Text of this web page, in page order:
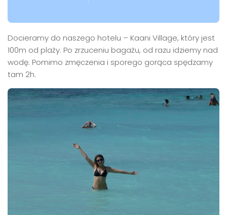
Docieramy do naszego hotelu – Kaani Village, który jest
100m od plaży. Po zrzuceniu bagażu, od razu idziemy nad
wodę. Pomimo zmęczenia i sporego gorąca spędzamy
tam 2h.